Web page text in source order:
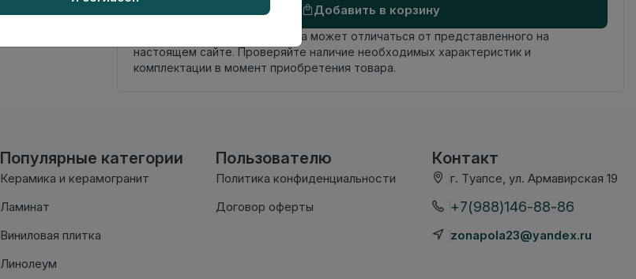
Добавить в корзину
Внимание! Внешний вид товара может отличаться от представленного на
настоящем сайте. Проверяйте наличие необходимых характеристик и
комплектации в момент приобретения товара.
Популярные категории
Керамика и керамогранит
Ламинат
Виниловая плитка
Линолеум
Пользователю
Политика конфиденциальности
Договор оферты
Контакт
г. Туапсе, ул. Армавирская 19
+7(988)146-88-86
zonapola23@yandex.ru